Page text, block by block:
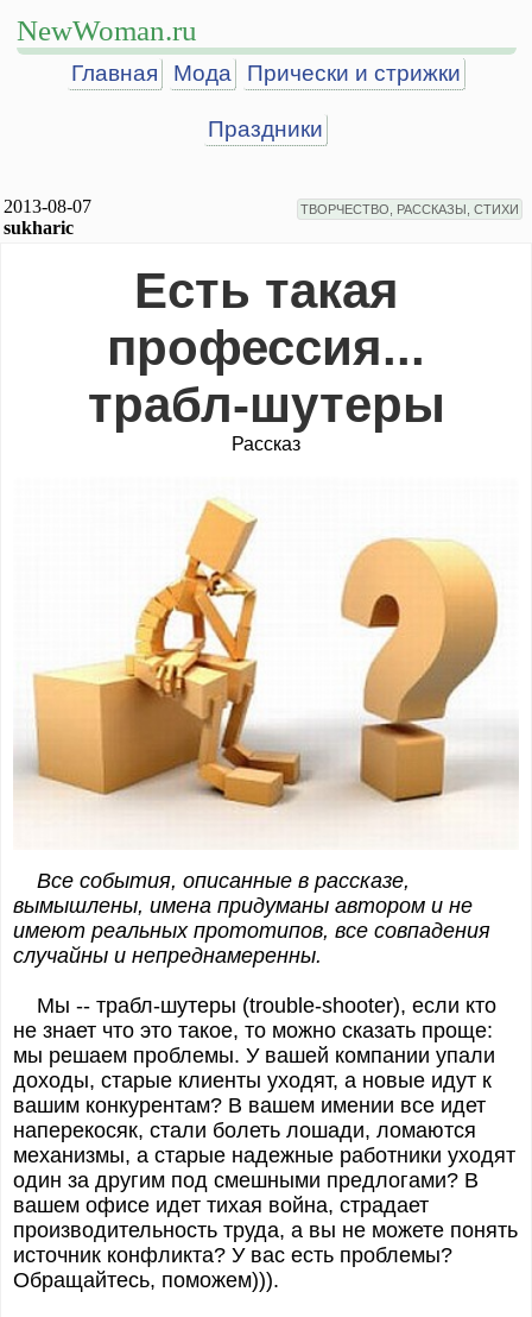
NewWoman.ru
Главная Мода Прически и стрижки
Праздники
2013-08-07
sukharic
ТВОРЧЕСТВО, РАССКАЗЫ, СТИХИ
Есть такая
профессия...
трабл-шутеры
Рассказ
Все события, описанные в рассказе,
вымышлены, имена придуманы автором и не
имеют реальных прототипов, все совпадения
случайны и непреднамеренны.
Мы -- трабл-шутеры (trouble-shooter), если кто
не знает что это такое, то можно сказать проще:
мы решаем проблемы. У вашей компании упали
доходы, старые клиенты уходят, а новые идут к
вашим конкурентам? В вашем имении все идет
наперекосяк, стали болеть лошади, ломаются
механизмы, а старые надежные работники уходят
один за другим под смешными предлогами? В
вашем офисе идет тихая война, страдает
производительность труда, а вы не можете понять
источник конфликта? У вас есть проблемы?
Обращайтесь, поможем))).